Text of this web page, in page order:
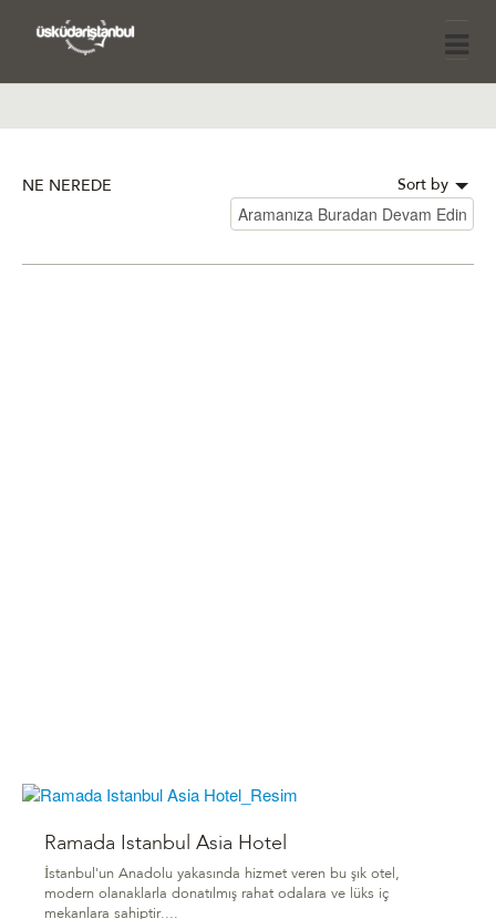
NE NEREDE Sort by
Ramada Istanbul Asia Hotel
İstanbul'un Anadolu yakasında hizmet veren bu şık otel,
modern olanaklarla donatılmış rahat odalara ve lüks iç
mekanlara sahiptir....